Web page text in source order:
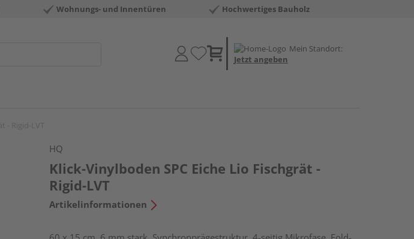
Wohnungs- und Innentüren Hochwertiges Bauholz
Mein Standort:
Jetzt angeben
HQ
Klick-Vinylboden SPC Eiche Lio Fischgrät -
Rigid-LVT
Artikelinformationen